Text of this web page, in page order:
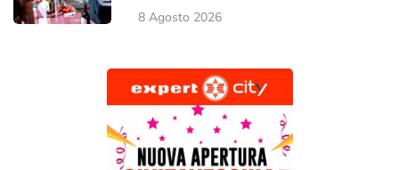
8 Agosto 2026